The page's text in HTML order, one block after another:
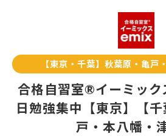
【東京・千葉】秋葉原・亀戸
合格自習室®イーミッ
日勉強集中【東京】【
戸・本八幡・